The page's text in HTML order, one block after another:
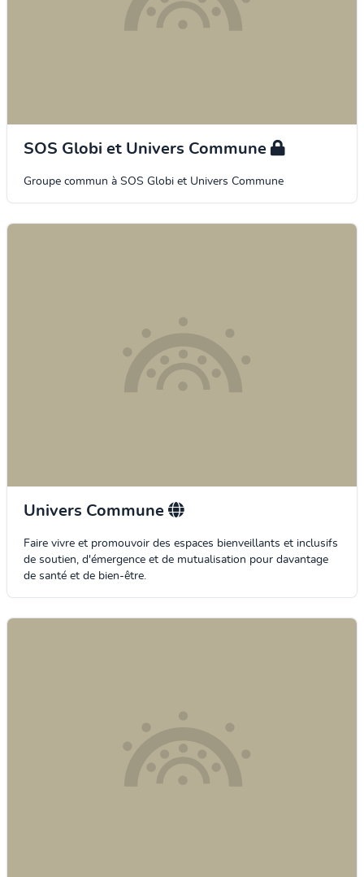
SOS Globi et Univers Commune
Groupe commun à SOS Globi et Univers Commune
Univers Commune
Faire vivre et promouvoir des espaces bienveillants et inclusifs
de soutien, d'émergence et de mutualisation pour davantage
de santé et de bien-être.